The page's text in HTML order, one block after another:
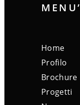
MENU’
Home
Profilo
Brochure
Progetti